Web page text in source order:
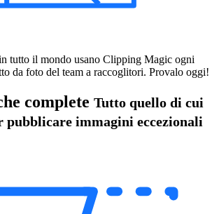
tutto il mondo usano Clipping Magic ogni
da foto del team a raccoglitori. Provalo oggi!
complete Tutto quello di cui
pubblicare immagini eccezionali